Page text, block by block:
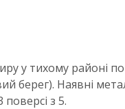
у тихому районі по
берег). Наявні
з 5.